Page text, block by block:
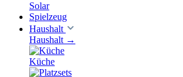
Solar
Spielzeug
Haushalt
Haushalt →
Küche